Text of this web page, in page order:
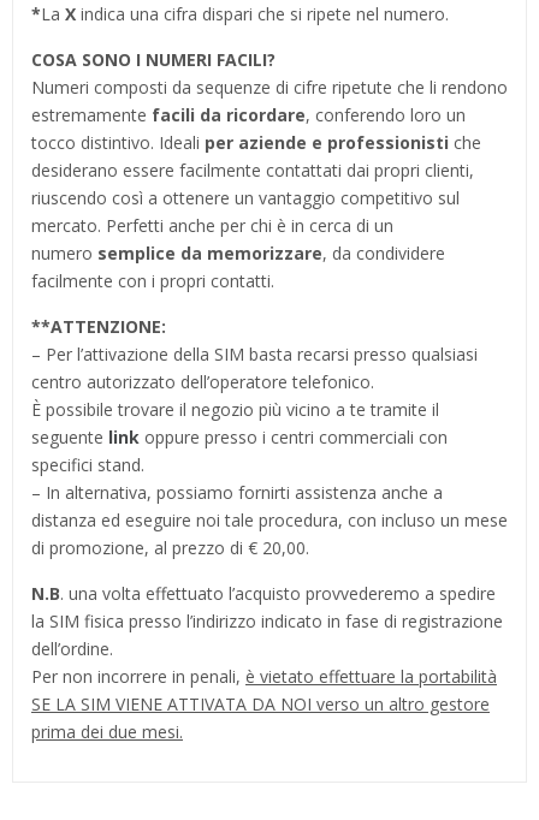
*La X indica una cifra dispari che si ripete nel numero.
COSA SONO I NUMERI FACILI?
Numeri composti da sequenze di cifre ripetute che li rendono
estremamente facili da ricordare, conferendo loro un
tocco distintivo. Ideali per aziende e professionisti che
desiderano essere facilmente contattati dai propri clienti,
riuscendo così a ottenere un vantaggio competitivo sul
mercato. Perfetti anche per chi è in cerca di un
numero semplice da memorizzare, da condividere
facilmente con i propri contatti.
**ATTENZIONE:
– Per l’attivazione della SIM basta recarsi presso qualsiasi
centro autorizzato dell’operatore telefonico.
È possibile trovare il negozio più vicino a te tramite il
seguente link oppure presso i centri commerciali con
specifici stand.
– In alternativa, possiamo fornirti assistenza anche a
distanza ed eseguire noi tale procedura, con incluso un mese
di promozione, al prezzo di € 20,00.
N.B. una volta effettuato l’acquisto provvederemo a spedire
la SIM fisica presso l’indirizzo indicato in fase di registrazione
dell’ordine.
Per non incorrere in penali, è vietato effettuare la portabilità
SE LA SIM VIENE ATTIVATA DA NOI verso un altro gestore
prima dei due mesi.